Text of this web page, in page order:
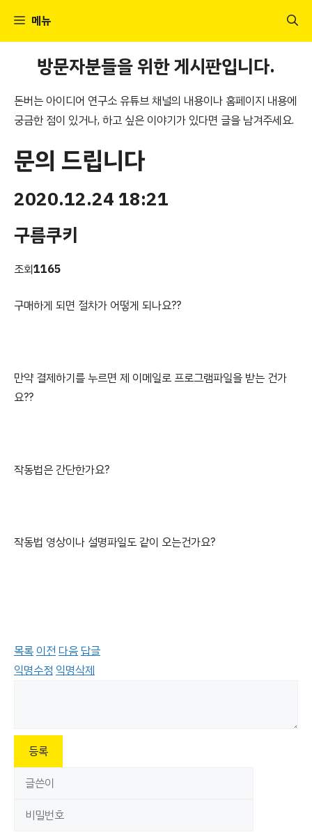
메뉴
방문자분들을 위한 게시판입니다.
돈버는 아이디어 연구소 유튜브 채널의 내용이나 홈페이지 내용에
궁금한 점이 있거나, 하고 싶은 이야기가 있다면 글을 남겨주세요.
문의 드립니다
2020.12.24 18:21
구름쿠키
조회1165
구매하게 되면 절차가 어떻게 되나요??
만약 결제하기를 누르면 제 이메일로 프로그램파일을 받는 건가
요??
작동법은 간단한가요?
작동법 영상이나 설명파일도 같이 오는건가요?
목록이전다음답글
익명수정익명삭제
등록